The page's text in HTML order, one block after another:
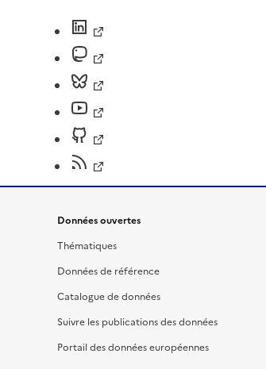
Données ouvertes
Thématiques
Données de référence
Catalogue de données
Suivre les publications des données
Portail des données européennes